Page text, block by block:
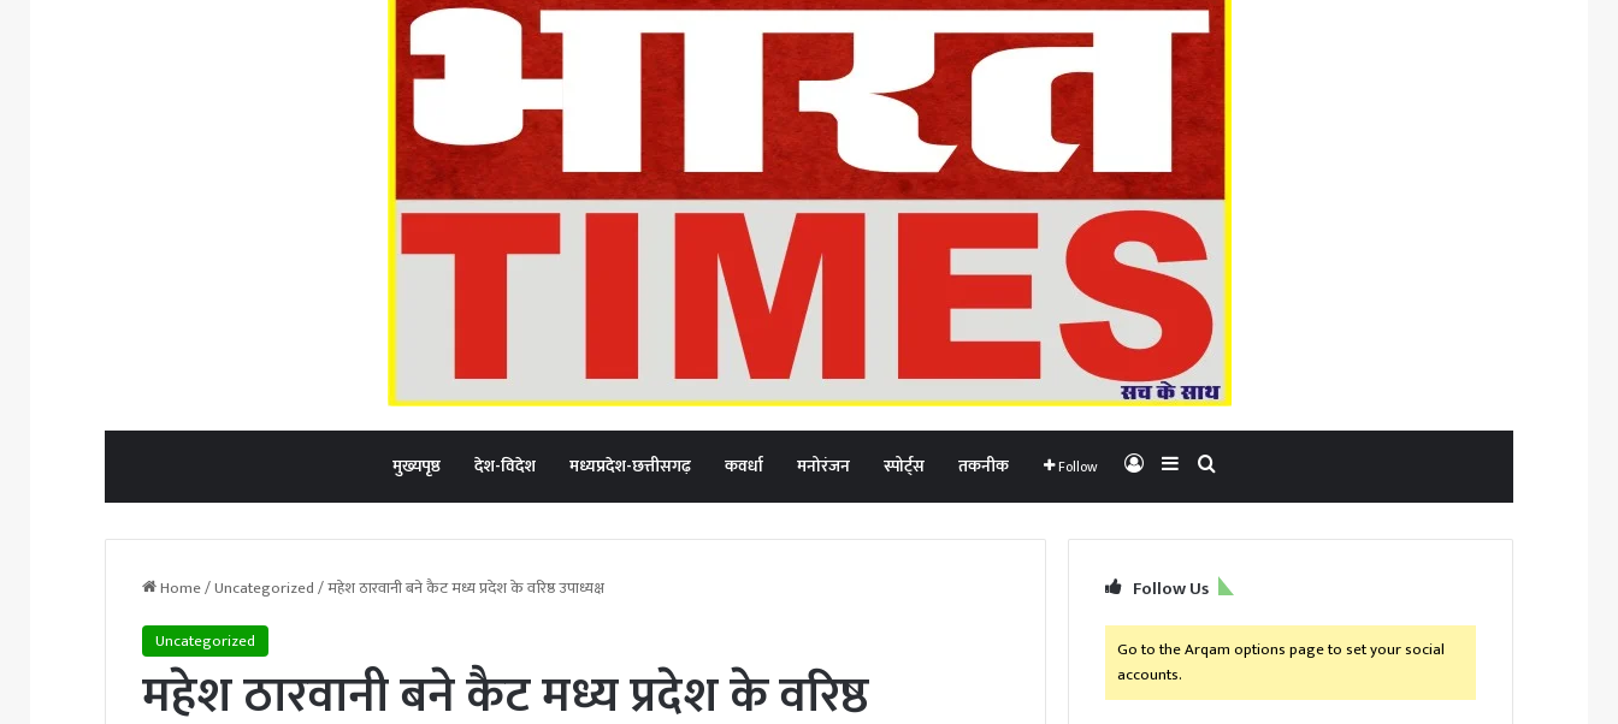
मुख्यपृष्ठ देश-विदेश मध्यप्रदेश-छत्तीसगढ़ कवर्धा मनोरंजन स्पोर्ट्स तकनीक Follow Log InSidebarSearch for
Home/Uncategorized/महेश ठारवानी बने कैट मध्य प्रदेश के वरिष्ठ उपाध्यक्ष
Uncategorized
महेश ठारवानी बने कैट मध्य प्रदेश के वरिष्ठ
Follow Us
Go to the Arqam options page to set your social
accounts.